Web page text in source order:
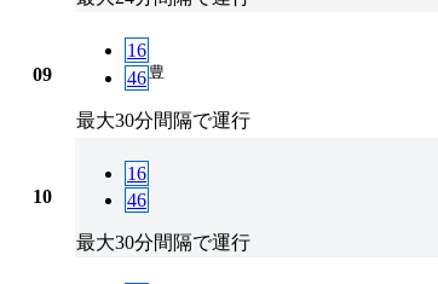
09
16
46 豊
最大30分間隔で運行
10
16
46
最大30分間隔で運行